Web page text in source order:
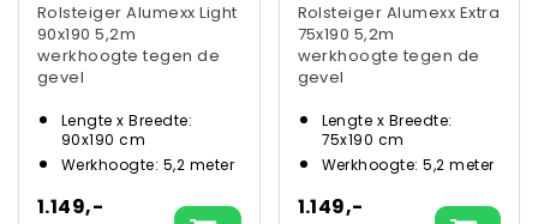
Rolsteiger Alumexx Light
90x190 5,2m
werkhoogte tegen de
gevel
Lengte x Breedte:
90x190 cm
Werkhoogte: 5,2 meter
1.149,-
Rolsteiger Alumexx Extra
75x190 5,2m
werkhoogte tegen de
gevel
Lengte x Breedte:
75x190 cm
Werkhoogte: 5,2 meter
1.149,-